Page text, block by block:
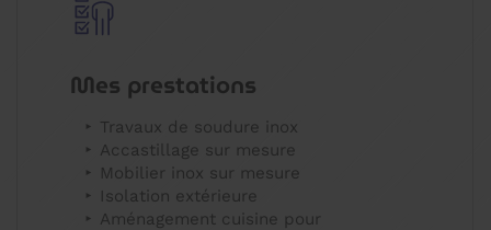
Mes prestations
Travaux de soudure inox
Accastillage sur mesure
Mobilier inox sur mesure
Isolation extérieure
Aménagement cuisine pour